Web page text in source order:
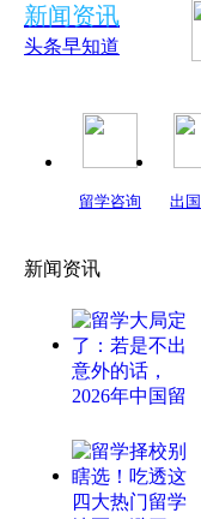
评，
德国
2026
全面
新闻资讯
头条早知道
留学咨询 出
新闻资讯